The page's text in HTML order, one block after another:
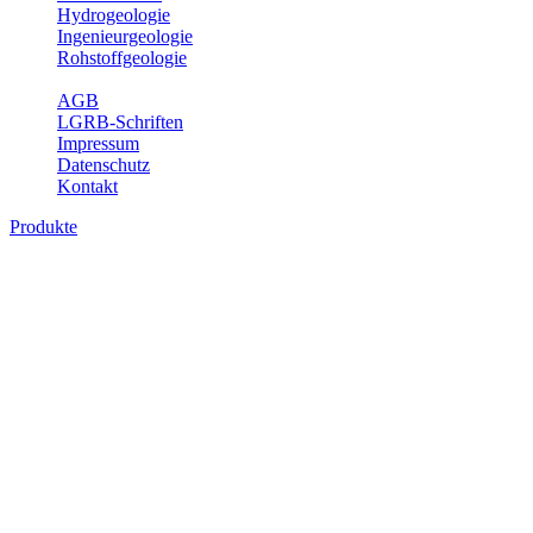
Hydrogeologie
Ingenieurgeologie
Rohstoffgeologie
AGB
LGRB-Schriften
Impressum
Datenschutz
Kontakt
Produkte